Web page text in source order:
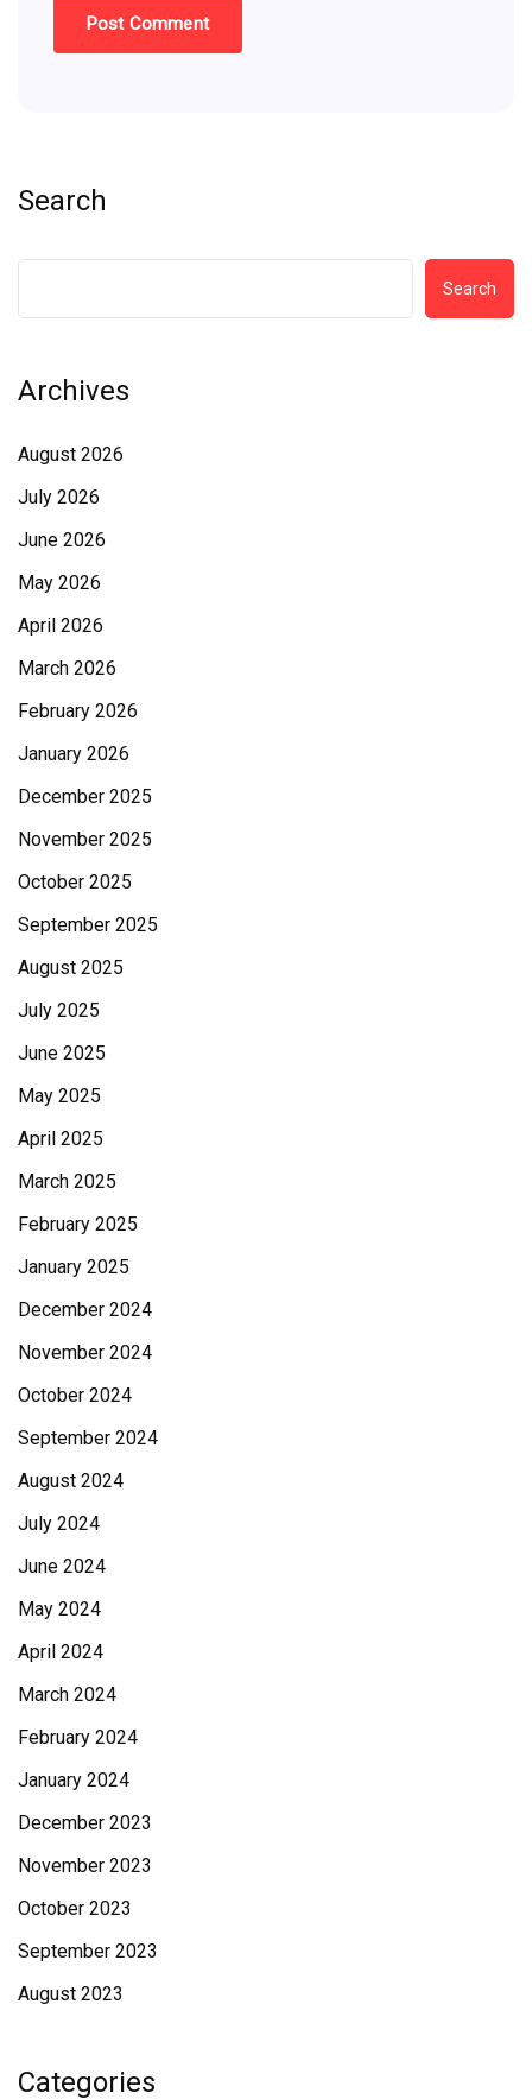
Search
Search
Archives
August 2026
July 2026
June 2026
May 2026
April 2026
March 2026
February 2026
January 2026
December 2025
November 2025
October 2025
September 2025
August 2025
July 2025
June 2025
May 2025
April 2025
March 2025
February 2025
January 2025
December 2024
November 2024
October 2024
September 2024
August 2024
July 2024
June 2024
May 2024
April 2024
March 2024
February 2024
January 2024
December 2023
November 2023
October 2023
September 2023
August 2023
Categories